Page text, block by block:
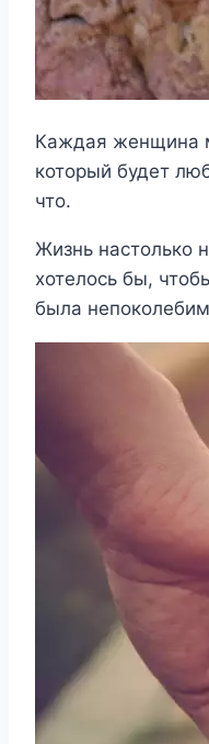
Каждая женщина
который будет
что.
Жизнь настолько
хотелось бы,
была